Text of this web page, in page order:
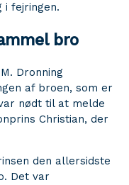
i fejringen.
bro
Dronning
af broen, som er
nødt til at melde
Christian, der
den allersidste
Det var